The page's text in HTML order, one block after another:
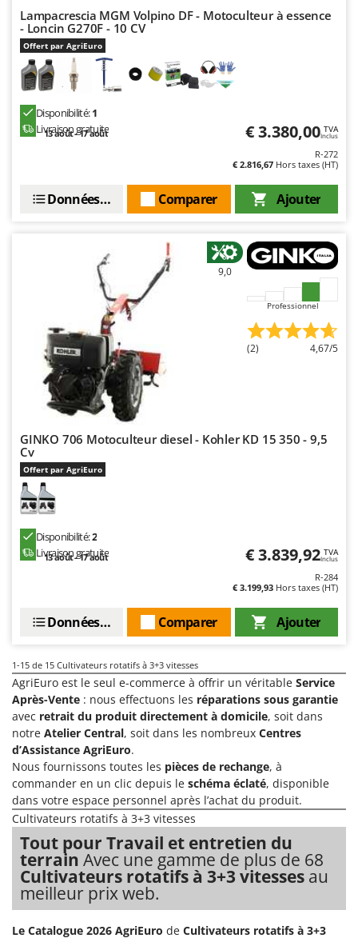
ZGrills
Zodiac
Zomax
Lampacrescia MGM Volpino DF - Motoculteur à essence
- Loncin G270F - 10 CV
Offert par AgriEuro
Disponibilité:1
Livraison gratuite
13 août - 17 août € 3.380,00 TVA
Inclus
R-272
€ 2.816,67 Hors taxes (HT)
Ajouter
Comparer
Données techniques
9,0
Professionnel
(2) 4,67/5
GINKO 706 Motoculteur diesel - Kohler KD 15 350 - 9,5
Cv
Offert par AgriEuro
Disponibilité:2
Livraison gratuite
13 août - 17 août € 3.839,92 TVA
Inclus
R-284
€ 3.199,93 Hors taxes (HT)
Ajouter
Comparer
Données techniques
1-15 de 15 Cultivateurs rotatifs à 3+3 vitesses
AgriEuro est le seul e-commerce à offrir un véritable Service
Après-Vente : nous effectuons les réparations sous garantie
avec retrait du produit directement à domicile, soit dans
notre Atelier Central, soit dans les nombreux Centres
d’Assistance AgriEuro.
Nous fournissons toutes les pièces de rechange, à
commander en un clic depuis le schéma éclaté, disponible
dans votre espace personnel après l’achat du produit.
Cultivateurs rotatifs à 3+3 vitesses
Tout pour Travail et entretien du
terrain Avec une gamme de plus de 68
Cultivateurs rotatifs à 3+3 vitesses au
meilleur prix web.
Le Catalogue 2026 AgriEuro de Cultivateurs rotatifs à 3+3